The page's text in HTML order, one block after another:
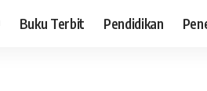
Buku Terbit Pendidikan